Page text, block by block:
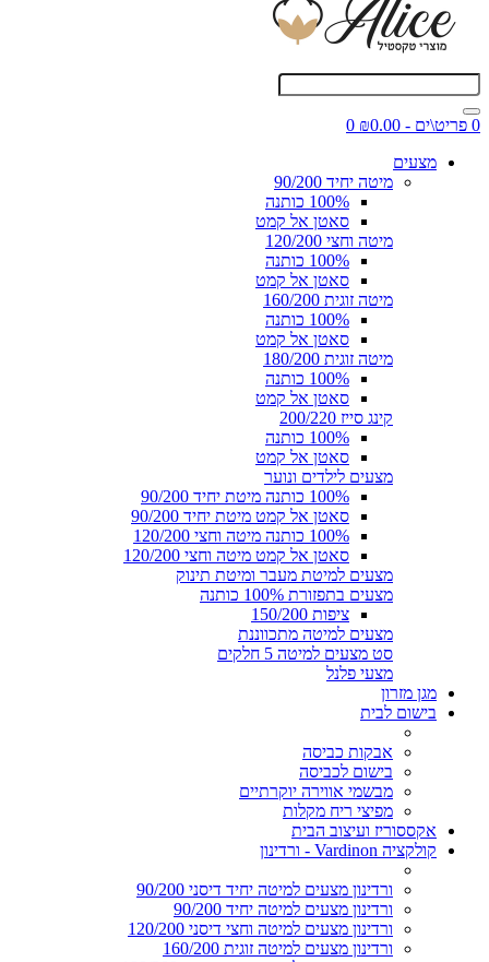
0 פריט\ים - ₪0.00
0
מצעים
מיטה יחיד 90/200
100% כותנה
סאטן אל קמט
מיטה וחצי 120/200
100% כותנה
סאטן אל קמט
מיטה זוגית 160/200
100% כותנה
סאטן אל קמט
מיטה זוגית 180/200
100% כותנה
סאטן אל קמט
קינג סייז 200/220
100% כותנה
סאטן אל קמט
מצעים לילדים ונוער
100% כותנה מיטת יחיד 90/200
סאטן אל קמט מיטת יחיד 90/200
100% כותנה מיטה וחצי 120/200
סאטן אל קמט מיטה וחצי 120/200
מצעים למיטת מעבר ומיטת תינוק
מצעים בתפזורת 100% כותנה
ציפות 150/200
מצעים למיטה מתכווננת
סט מצעים למיטה 5 חלקים
מצעי פלנל
מגן מזרון
בישום לבית
אבקות כביסה
בישום לכביסה
מבשמי אווירה יוקרתיים
מפיצי ריח מקלות
אקססוריז ועיצוב הבית
קולקציה Vardinon - ורדינון
ורדינון מצעים למיטה יחיד דיסני 90/200
ורדינון מצעים למיטה יחיד 90/200
ורדינון מצעים למיטה וחצי דיסני 120/200
ורדינון מצעים למיטה זוגית 160/200